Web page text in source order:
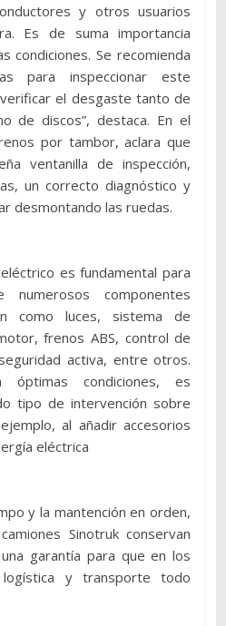
y otros usuarios
Es de suma importancia
condiciones. Se recomienda
para inspeccionar este
el desgaste tanto de
de discos”, destaca. En el
por tambor, aclara que
ventanilla de inspección,
un correcto diagnóstico y
desmontando las ruedas.
es fundamental para
numerosos componentes
como luces, sistema de
frenos ABS, control de
activa, entre otros.
óptimas condiciones, es
tipo de intervención sobre
al añadir accesorios
eléctrica
y la mantención en orden,
Sinotruk conservan
garantía para que en los
y transporte todo